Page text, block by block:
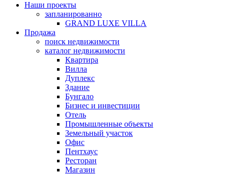
Наши проекты
запланированно
GRAND LUXE VILLA
Продажа
поиск недвижимости
каталог недвижимости
Квартира
Вилла
Дуплекс
Здание
Бунгало
Бизнес и инвестиции
Отель
Промышленные объекты
Земельный участок
Офис
Пентхаус
Ресторан
Магазин